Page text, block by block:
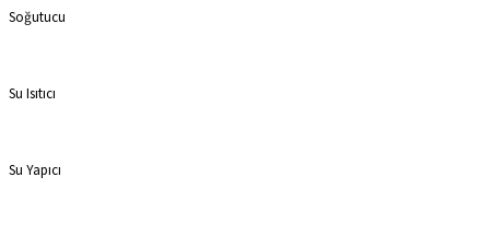
Soğutucu
Su Isıtıcı
Su Yapıcı